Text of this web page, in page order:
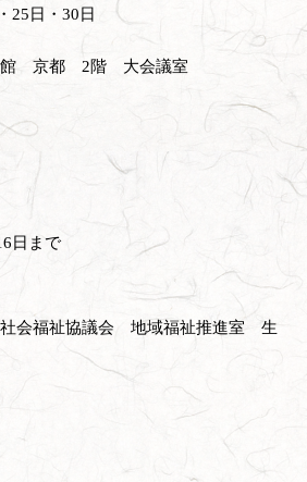
25日・30日
館 京都 2階 大会議室
日まで
会福祉協議会 地域福祉推進室 生